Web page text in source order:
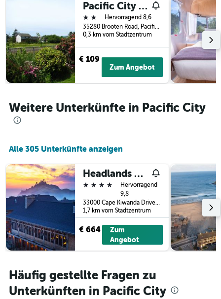
anzeigt
Das
Diagramm
hat
1
Y-
den
durchschnittlichen
Zimmerpreis
Pacific City Inn
2 SterneHervorragend 8,6
35280 Brooten Road, Pacific City, OR, USA
0,3 km vom Stadtzentrum
€ 109
Zum Angebot
Weitere Unterkünfte in Pacific City
Alle 305 Unterkünfte anzeigen
Headlands Coastal Lodge & Spa
4 Sterne
Hervorragend
9,8
33000 Cape Kiwanda Drive, Pacific City, OR, USA
1,7 km vom Stadtzentrum
€ 664
Zum
Angebot
Häufig gestellte Fragen zu
Unterkünften in Pacific City